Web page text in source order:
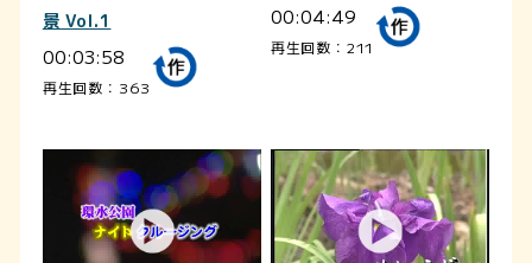
景 Vol.1
00:03:58
再生回数：363
00:04:49
再生回数：211